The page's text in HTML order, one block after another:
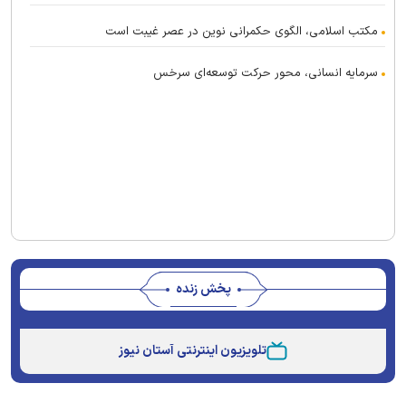
مکتب اسلامی، الگوی حکمرانی نوین در عصر غیبت است
سرمایه انسانی، محور حرکت توسعه‌ای سرخس
پخش زنده
تلویزیون اینترنتی آستان نیوز